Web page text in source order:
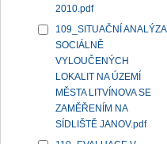
2010.pdf
109_SITUAČNÍ ANALÝZA
SOCIÁLNĚ
VYLOUČENÝCH
LOKALIT NA ÚZEMÍ
MĚSTA LITVÍNOVA SE
ZAMĚŘENÍM NA
SÍDLIŠTĚ JANOV.pdf